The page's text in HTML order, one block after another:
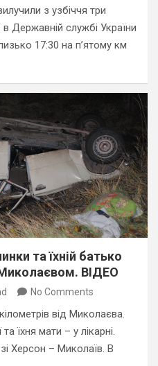
з узбіччя три
Державній службі України
17:30 на п’ятому км
та їхній батько
Миколаєвом. ВІДЕО
No Comments
від Миколаєва.
їхня мати – у лікарні.
Херсон – Миколаїв. В